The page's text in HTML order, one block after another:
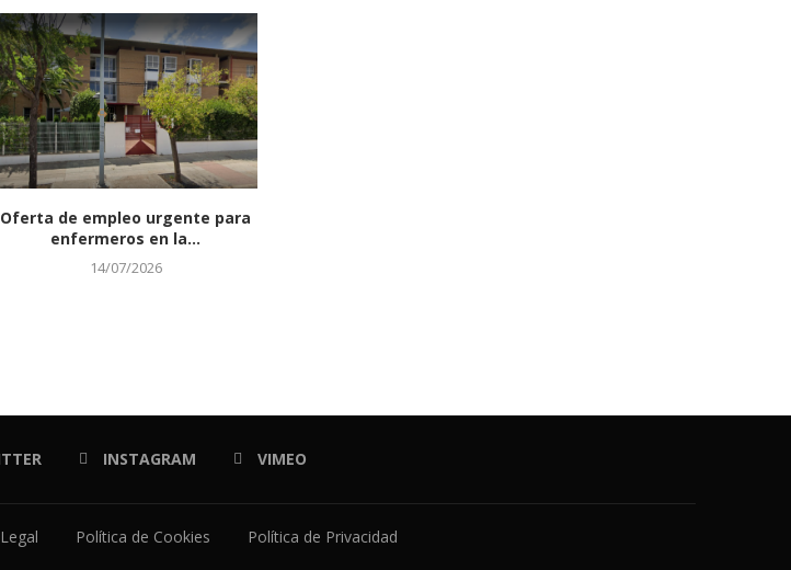
Oferta de empleo urgente para
enfermeros en la...
14/07/2026
INSTAGRAM VIMEO
Política de Cookies Política de Privacidad